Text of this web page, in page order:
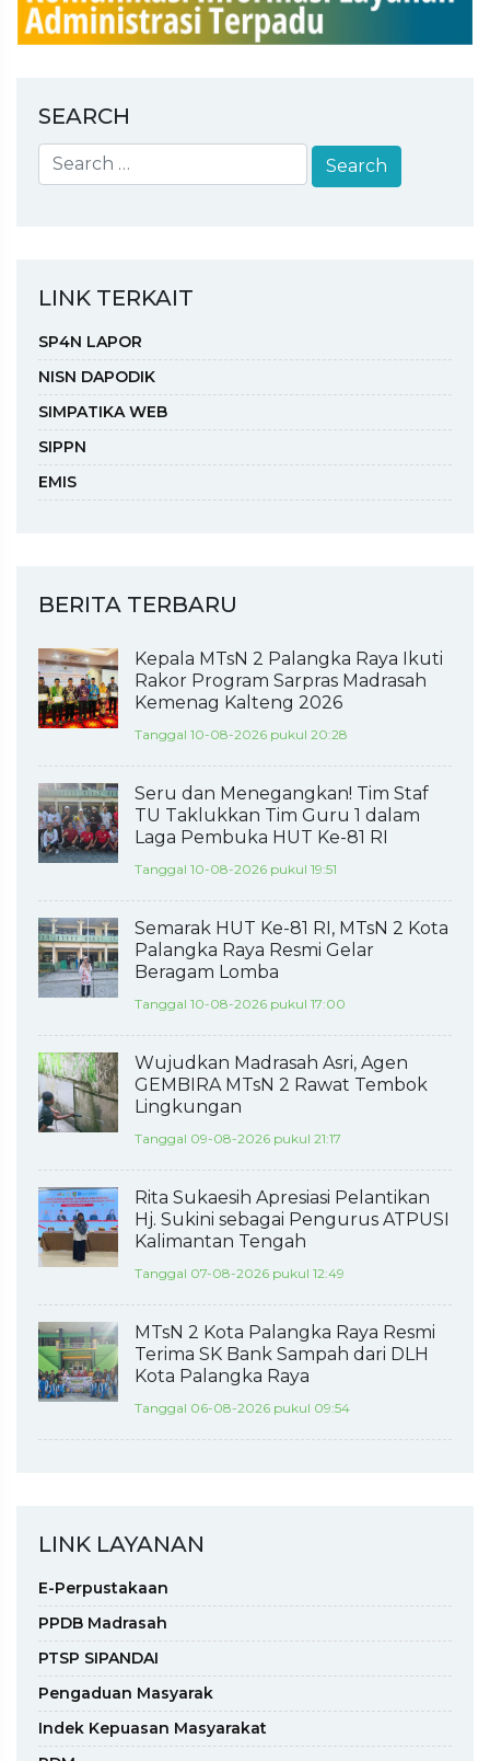
SEARCH
LINK TERKAIT
SP4N LAPOR
NISN DAPODIK
SIMPATIKA WEB
SIPPN
EMIS
BERITA TERBARU
Kepala MTsN 2 Palangka Raya Ikuti
Rakor Program Sarpras Madrasah
Kemenag Kalteng 2026
Tanggal 10-08-2026 pukul 20:28
Seru dan Menegangkan! Tim Staf
TU Taklukkan Tim Guru 1 dalam
Laga Pembuka HUT Ke-81 RI
Tanggal 10-08-2026 pukul 19:51
Semarak HUT Ke-81 RI, MTsN 2 Kota
Palangka Raya Resmi Gelar
Beragam Lomba
Tanggal 10-08-2026 pukul 17:00
Wujudkan Madrasah Asri, Agen
GEMBIRA MTsN 2 Rawat Tembok
Lingkungan
Tanggal 09-08-2026 pukul 21:17
Rita Sukaesih Apresiasi Pelantikan
Hj. Sukini sebagai Pengurus ATPUSI
Kalimantan Tengah
Tanggal 07-08-2026 pukul 12:49
MTsN 2 Kota Palangka Raya Resmi
Terima SK Bank Sampah dari DLH
Kota Palangka Raya
Tanggal 06-08-2026 pukul 09:54
LINK LAYANAN
E-Perpustakaan
PPDB Madrasah
PTSP SIPANDAI
Pengaduan Masyarak
Indek Kepuasan Masyarakat